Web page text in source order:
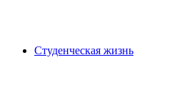
Студенческая жизнь